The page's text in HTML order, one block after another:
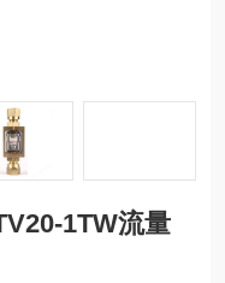
1TW流量